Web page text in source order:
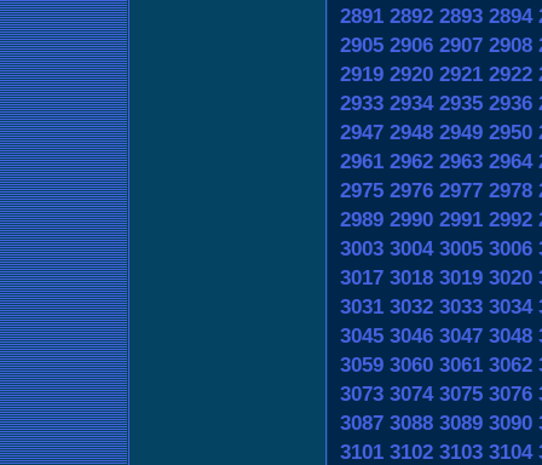
2891 2892 2893 2894
2905 2906 2907 2908
2919 2920 2921 2922
2933 2934 2935 2936
2947 2948 2949 2950
2961 2962 2963 2964
2975 2976 2977 2978
2989 2990 2991 2992
3003 3004 3005 3006
3017 3018 3019 3020
3031 3032 3033 3034
3045 3046 3047 3048
3059 3060 3061 3062
3073 3074 3075 3076
3087 3088 3089 3090
3101 3102 3103 3104